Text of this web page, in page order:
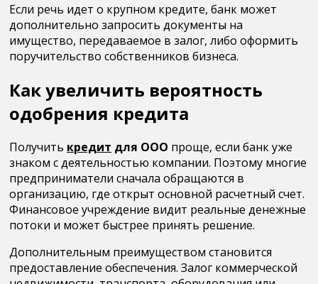
Если речь идет о крупном кредите, банк может
дополнительно запросить документы на
имущество, передаваемое в залог, либо оформить
поручительство собственников бизнеса.
Как увеличить вероятность
одобрения кредита
Получить кредит для ООО проще, если банк уже
знаком с деятельностью компании. Поэтому многие
предприниматели сначала обращаются в
организацию, где открыт основной расчетный счет.
Финансовое учреждение видит реальные денежные
потоки и может быстрее принять решение.
Дополнительным преимуществом становится
предоставление обеспечения. Залог коммерческой